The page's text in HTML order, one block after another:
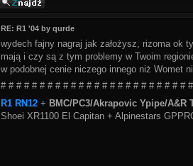
RE: R1 '04 by qurde
wydech fajny nagraj jak założysz, rizoma ok
mają i czy są z tym problemy w Twoim
w podobnej cenie niczego innego niż Womet
# # # # # # # # # # # # # # # # # # # # # # # #
R1 RN12 + BMC/PC3/Akrapovic Ypipe/A&R
Shoei XR1100 El Capitan + Alpinestars